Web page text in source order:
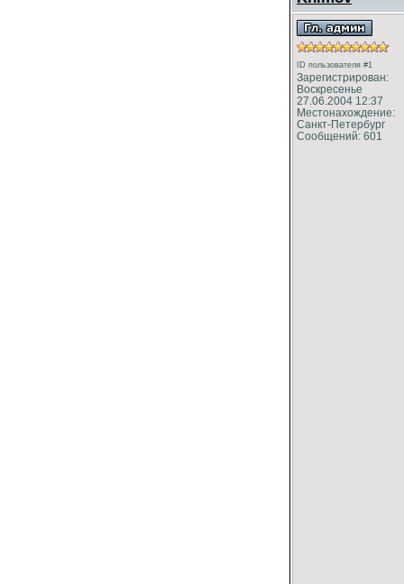
ID пользователя #1
Зарегистрирован:
Воскресенье
27.06.2004 12:37
Местонахождение:
Санкт-Петербург
Сообщений: 601